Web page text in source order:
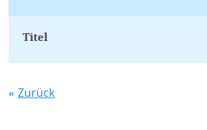
Titel
Zurück